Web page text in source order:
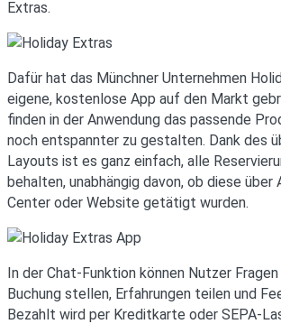
Extras.
Dafür hat das Münchner Unternehmen
eigene, kostenlose App auf den Markt
finden in der Anwendung das passende
noch entspannter zu gestalten. Dank des
Layouts ist es ganz einfach, alle
behalten, unabhängig davon, ob diese über
Center oder Website getätigt wurden.
In der Chat-Funktion können Nutzer
Buchung stellen, Erfahrungen teilen und
Bezahlt wird per Kreditkarte oder SEPA-